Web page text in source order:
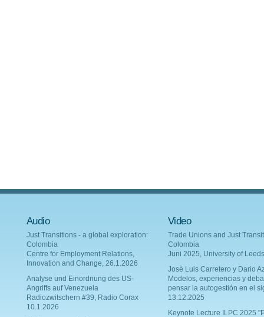
Audio
Just Transitions - a global exploration:
Colombia
Centre for Employment Relations,
Innovation and Change, 26.1.2026
Analyse und Einordnung des US-
Angriffs auf Venezuela
Radiozwitschern #39, Radio Corax
10.1.2026
Video
Trade Unions and Just
Colombia
Juni 2025, University of Leeds
Josè Luis Carretero y Dario
Modelos, experiencias y
pensar la autogestión en el
13.12.2025
Keynote Lecture ILPC 2025